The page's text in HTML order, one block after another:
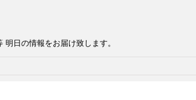
日の情報をお届け致します。